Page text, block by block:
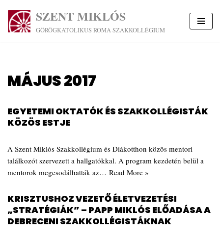
Skip
SZENT MIKLÓS
GÖRÖGKATOLIKUS ROMA SZAKKOLLÉGIUM
MÁJUS 2017
EGYETEMI OKTATÓK ÉS SZAKKOLLÉGISTÁK
KÖZÖS ESTJE
A Szent Miklós Szakkollégium és Diákotthon közös mentori
találkozót szervezett a hallgatókkal. A program kezdetén belül a
mentorok megcsodálhatták az… Read More »
KRISZTUSHOZ VEZETŐ ÉLETVEZETÉSI
„STRATÉGIÁK” – PAPP MIKLÓS ELŐADÁSA A
DEBRECENI SZAKKOLLÉGISTÁKNAK